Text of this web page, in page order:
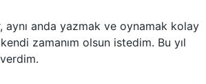
anda yazmak ve oynamak kolay
zamanım olsun istedim. Bu yıl